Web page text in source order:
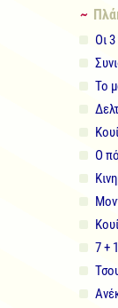
~
Οι
Το
Ο
7 +